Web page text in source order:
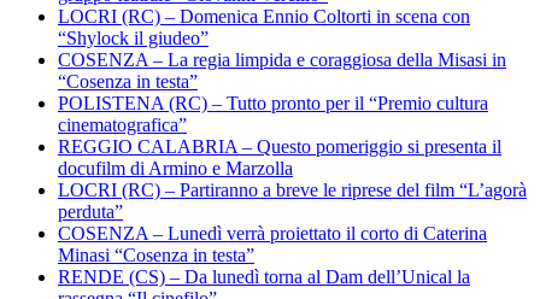
LOCRI (RC) – Domenica Ennio Coltorti in scena con
“Shylock il giudeo”
COSENZA – La regia limpida e coraggiosa della Misasi in
“Cosenza in testa”
POLISTENA (RC) – Tutto pronto per il “Premio cultura
cinematografica”
REGGIO CALABRIA – Questo pomeriggio si presenta il
docufilm di Armino e Marzolla
LOCRI (RC) – Partiranno a breve le riprese del film “L’agorà
perduta”
COSENZA – Lunedì verrà proiettato il corto di Caterina
Minasi “Cosenza in testa”
RENDE (CS) – Da lunedì torna al Dam dell’Unical la